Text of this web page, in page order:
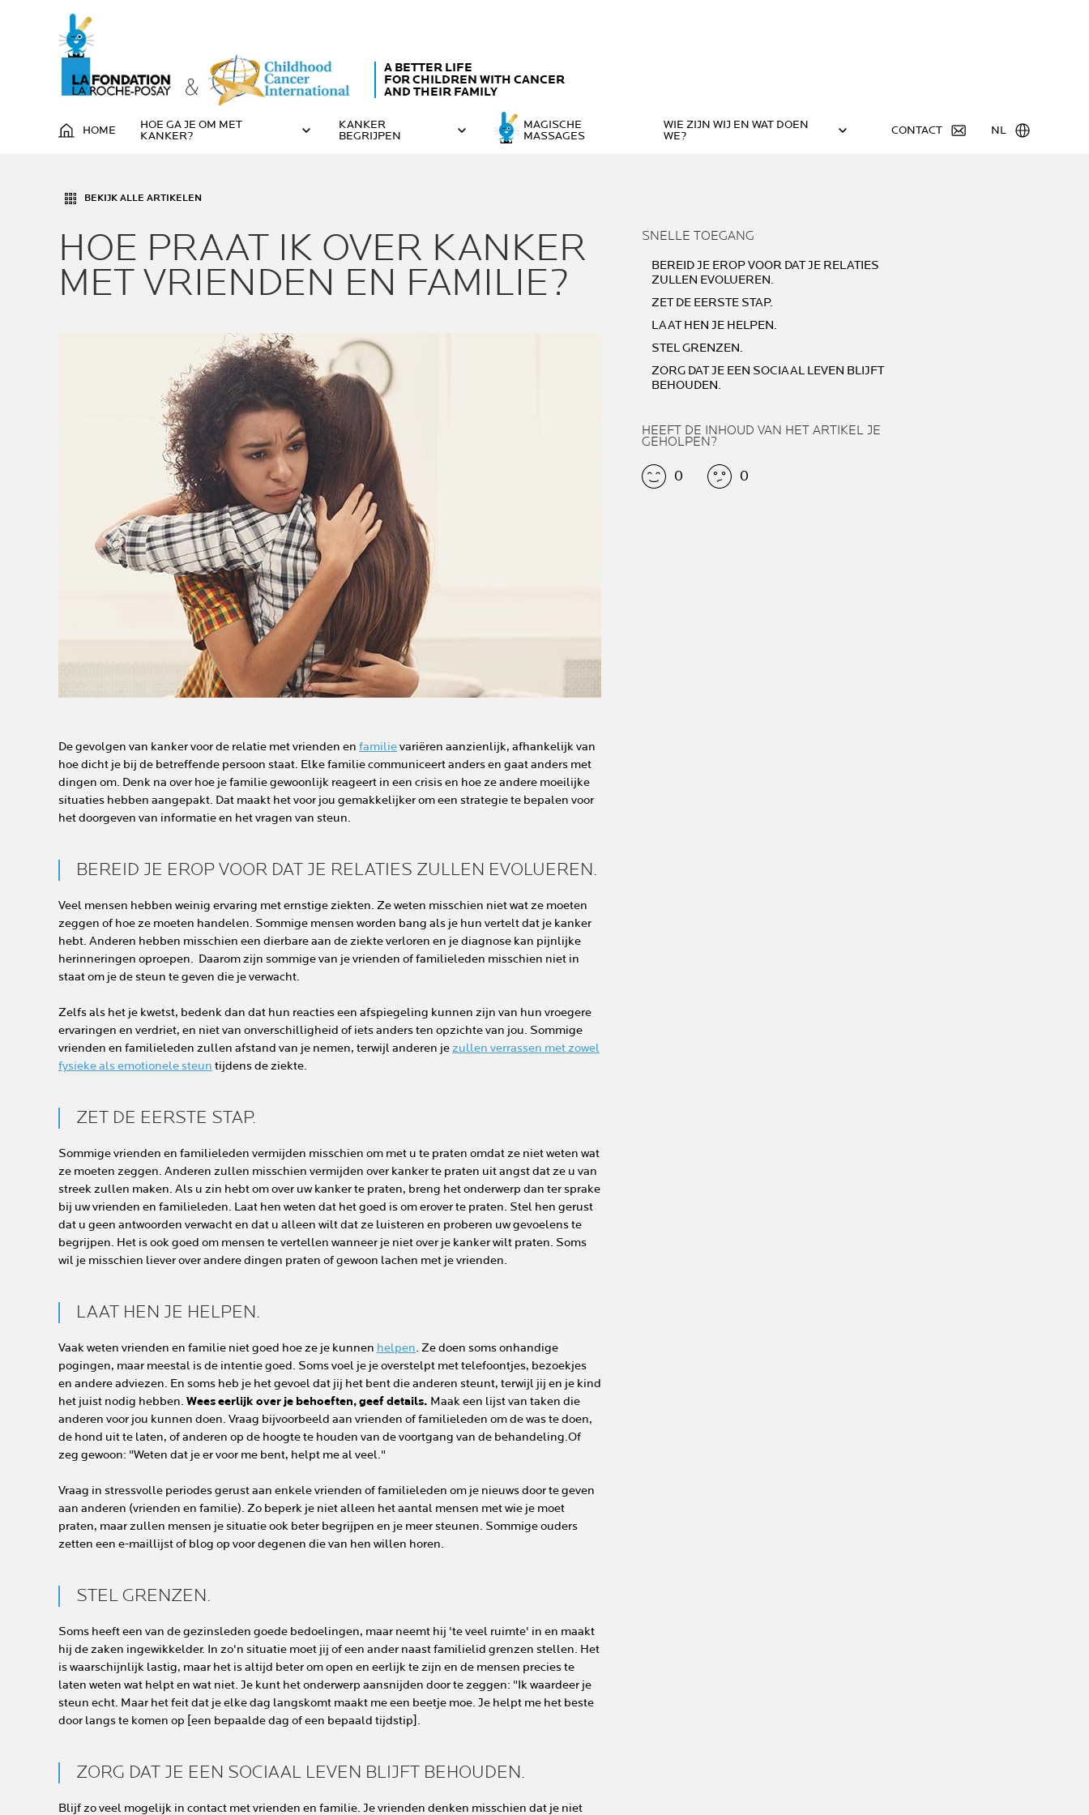
A BETTER LIFE
FOR CHILDREN WITH CANCER
AND THEIR FAMILY
HOME
HOE GA JE OM MET
KANKER?
KANKER
BEGRIJPEN
MAGISCHE
MASSAGES
WIE ZIJN WIJ EN WAT DOEN
WE?
CONTACT NL
BEKIJK ALLE ARTIKELEN
HOE PRAAT IK OVER KANKER
MET VRIENDEN EN FAMILIE?
De gevolgen van kanker voor de relatie met vrienden en familievariëren aanzienlijk, afhankelijk van
hoe dicht je bij de betreffende persoon staat. Elke familie communiceert anders en gaat anders met
dingen om. Denk na over hoe je familie gewoonlijk reageert in een crisis en hoe ze andere moeilijke
situaties hebben aangepakt. Dat maakt het voor jou gemakkelijker om een strategie te bepalen voor
het doorgeven van informatie en het vragen van steun.
BEREID JE EROP VOOR DAT JE RELATIES ZULLEN EVOLUEREN.
Veel mensen hebben weinig ervaring met ernstige ziekten. Ze weten misschien niet wat ze moeten
zeggen of hoe ze moeten handelen. Sommige mensen worden bang als je hun vertelt dat je kanker
hebt. Anderen hebben misschien een dierbare aan de ziekte verloren en je diagnose kan pijnlijke
herinneringen oproepen. Daarom zijn sommige van je vrienden of familieleden misschien niet in
staat om je de steun te geven die je verwacht.
Zelfs als het je kwetst, bedenk dan dat hun reacties een afspiegeling kunnen zijn van hun vroegere
ervaringen en verdriet, en niet van onverschilligheid of iets anders ten opzichte van jou. Sommige
vrienden en familieleden zullen afstand van je nemen, terwijl anderen jezullen verrassen met zowel
fysieke als emotionele steun tijdens de ziekte.
ZET DE EERSTE STAP.
Sommige vrienden en familieleden vermijden misschien om met u te praten omdat ze niet weten wat
ze moeten zeggen. Anderen zullen misschien vermijden over kanker te praten uit angst dat ze u van
streek zullen maken. Als u zin hebt om over uw kanker te praten, breng het onderwerp dan ter sprake
bij uw vrienden en familieleden. Laat hen weten dat het goed is om erover te praten. Stel hen gerust
dat u geen antwoorden verwacht en dat u alleen wilt dat ze luisteren en proberen uw gevoelens te
begrijpen. Het is ook goed om mensen te vertellen wanneer je niet over je kanker wilt praten. Soms
wil je misschien liever over andere dingen praten of gewoon lachen met je vrienden.
LAAT HEN JE HELPEN.
Vaak weten vrienden en familie niet goed hoe ze je kunnen helpen. Ze doen soms onhandige
pogingen, maar meestal is de intentie goed. Soms voel je je overstelpt met telefoontjes, bezoekjes
en andere adviezen. En soms heb je het gevoel dat jij het bent die anderen steunt, terwijl jij en je kind
het juist nodig hebben. Wees eerlijk over je behoeften, geef details. Maak een lijst van taken die
anderen voor jou kunnen doen. Vraag bijvoorbeeld aan vrienden of familieleden om de was te doen,
de hond uit te laten, of anderen op de hoogte te houden van de voortgang van de behandeling.Of
zeg gewoon: "Weten dat je er voor me bent, helpt me al veel."
Vraag in stressvolle periodes gerust aan enkele vrienden of familieleden om je nieuws door te geven
aan anderen (vrienden en familie). Zo beperk je niet alleen het aantal mensen met wie je moet
praten, maar zullen mensen je situatie ook beter begrijpen en je meer steunen. Sommige ouders
zetten een e-maillijst of blog op voor degenen die van hen willen horen.
STEL GRENZEN.
Soms heeft een van de gezinsleden goede bedoelingen, maar neemt hij 'te veel ruimte' in en maakt
hij de zaken ingewikkelder. In zo'n situatie moet jij of een ander naast familielid grenzen stellen. Het
is waarschijnlijk lastig, maar het is altijd beter om open en eerlijk te zijn en de mensen precies te
laten weten wat helpt en wat niet. Je kunt het onderwerp aansnijden door te zeggen: "Ik waardeer je
steun echt. Maar het feit dat je elke dag langskomt maakt me een beetje moe. Je helpt me het beste
door langs te komen op [een bepaalde dag of een bepaald tijdstip].
ZORG DAT JE EEN SOCIAAL LEVEN BLIJFT BEHOUDEN.
Blijf zo veel mogelijk in contact met vrienden en familie. Je vrienden denken misschien dat je niet
SNELLE TOEGANG
BEREID JE EROP VOOR DAT JE RELATIES
ZULLEN EVOLUEREN.
ZET DE EERSTE STAP.
LAAT HEN JE HELPEN.
STEL GRENZEN.
ZORG DAT JE EEN SOCIAAL LEVEN BLIJFT
BEHOUDEN.
HEEFT DE INHOUD VAN HET ARTIKEL JE
GEHOLPEN?
0 0